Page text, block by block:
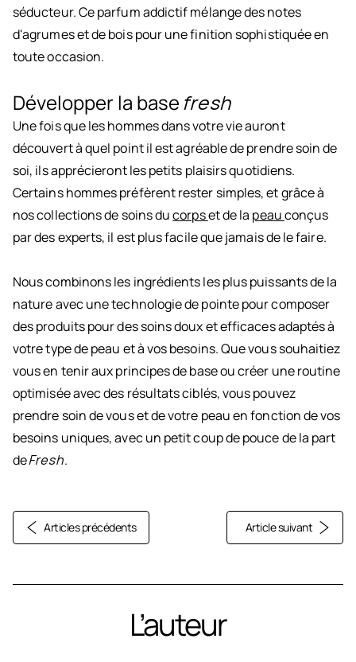
séducteur. Ce parfum addictif mélange des notes
d'agrumes et de bois pour une finition sophistiquée en
toute occasion.
Développer la basefresh
Une fois que les hommes dans votre vie auront
découvert à quel point il est agréable de prendre soin de
soi, ils apprécieront les petits plaisirs quotidiens.
Certains hommes préfèrent rester simples, et grâce à
nos collections de soins ducorpset de la peauconçus
par des experts, il est plus facile que jamais de le faire.
Nous combinons les ingrédients les plus puissants de la
nature avec une technologie de pointe pour composer
des produits pour des soins doux et efficaces adaptés à
votre type de peau et à vos besoins. Que vous souhaitiez
vous en tenir aux principes de base ou créer une routine
optimisée avec des résultats ciblés, vous pouvez
prendre soin de vous et de votre peau en fonction de vos
besoins uniques, avec un petit coup de pouce de la part
deFresh.
Articles précédents Article suivant
L’auteur